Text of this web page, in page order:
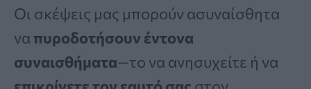
Οι σκέψεις μας μπορούν ασυναίσθητα
να πυροδοτήσουν έντονα
συναισθήματα—το να ανησυχείτε ή να